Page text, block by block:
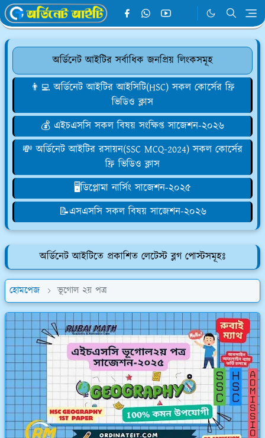
অর্ডিনেট আইটির সর্বাধিক জনপ্রিয় লিংকসমূহ
👨‍💻 অর্ডিনেট আইটির আইসিটি(HSC) সকল কোর্সের ফ্রি
ভিডিও ক্লাস
💰 এইচএসসি সকল বিষয় সংক্ষিপ্ত সাজেশন-২০২৬
💸 অর্ডিনেট আইটির রসায়ন(SSC MCQ-2024) সকল কোর্সের
ফ্রি ভিডিও ক্লাস
🖥️ডিপ্লোমা নার্সিং সাজেশন-২০২৫
📝এসএসসি সকল বিষয় সাজেশন-২০২৬
অর্ডিনেট আইটিতে প্রকাশিত লেটেস্ট ব্লগ পোস্টসমূহঃ
হোমপেজ ভূগোল ২য় পত্র